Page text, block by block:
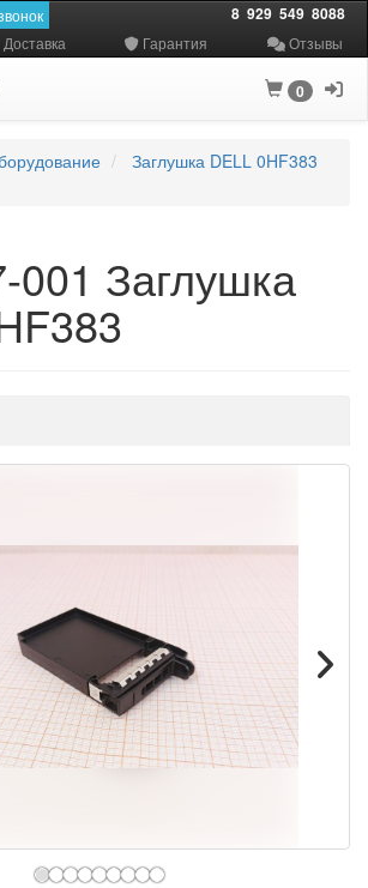
8 929 549 8088
Доставка Гарантия Отзывы
0
Заглушка DELL 0HF383
001 Заглушка